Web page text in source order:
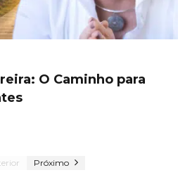
O Caminho para
Próximo